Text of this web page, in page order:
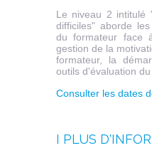
Le niveau 2 intitulé
difficiles" aborde
du formateur face
gestion de la
formateur, la
outils d'évaluation
Consulter les dates
I PLUS